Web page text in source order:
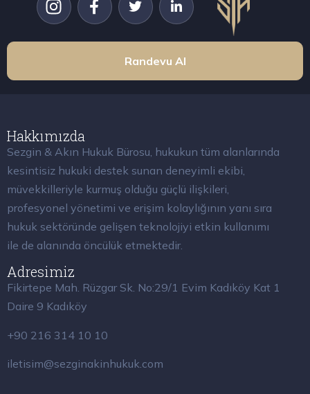
Randevu Al
Hakkımızda
Sezgin & Akın Hukuk Bürosu, hukukun tüm alanlarında
kesintisiz hukuki destek sunan deneyimli ekibi,
müvekkilleriyle kurmuş olduğu güçlü ilişkileri,
profesyonel yönetimi ve erişim kolaylığının yanı sıra
hukuk sektöründe gelişen teknolojiyi etkin kullanımı
ile de alanında öncülük etmektedir.
Adresimiz
Fikirtepe Mah. Rüzgar Sk. No:29/1 Evim Kadıköy Kat 1
Daire 9 Kadıköy
+90 216 314 10 10
iletisim@sezginakinhukuk.com